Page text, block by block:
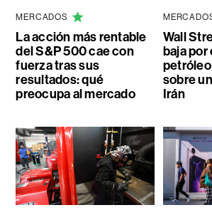
MERCADOS
La acción más rentable
del S&P 500 cae con
fuerza tras sus
resultados: qué
preocupa al mercado
Wall
baja por
sobre
Irán